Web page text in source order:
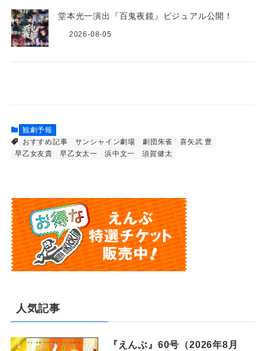
堂本光一演出『百鬼夜鏡』ビジュアル公開！
2026-08-05
観劇予報
おすすめ記事
サンシャイン劇場 劇団朱雀
喜矢武 豊
早乙女友貴
早乙女太一 浜中文一 須賀健太
人気記事
『えんぶ』60号（2026年8月